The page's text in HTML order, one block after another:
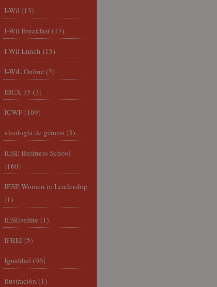
I-Wil (13)
I-Wil Breakfast (13)
I-Wil Lunch (15)
I-WiL Online (3)
IBEX 35 (3)
ICWF (109)
ideología de género (3)
IESE Business School
(160)
IESE Women in Leadership
(1)
IESEonline (1)
IFREI (5)
Igualdad (96)
Ilustración (1)